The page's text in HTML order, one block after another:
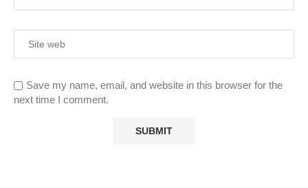
Save my name, email, and website in this browser for the
next time I comment.